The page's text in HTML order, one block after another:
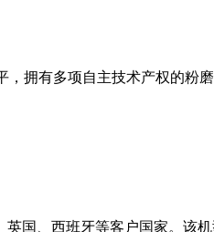
拥有多项自主技术产权的
国、西班牙等客户国家。